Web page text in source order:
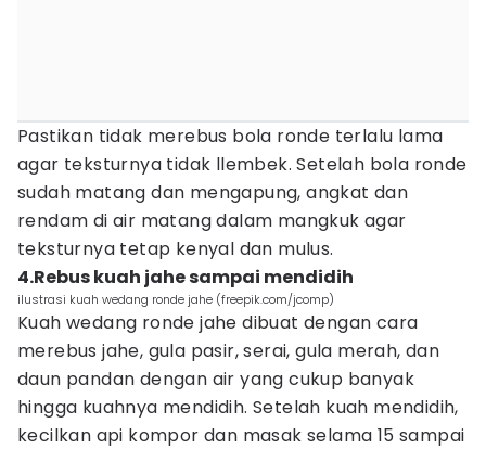
Pastikan tidak merebus bola ronde terlalu lama
agar teksturnya tidak llembek. Setelah bola ronde
sudah matang dan mengapung, angkat dan
rendam di air matang dalam mangkuk agar
teksturnya tetap kenyal dan mulus.
4.Rebus kuah jahe sampai mendidih
ilustrasi kuah wedang ronde jahe (freepik.com/jcomp)
Kuah wedang ronde jahe dibuat dengan cara
merebus jahe, gula pasir, serai, gula merah, dan
daun pandan dengan air yang cukup banyak
hingga kuahnya mendidih. Setelah kuah mendidih,
kecilkan api kompor dan masak selama 15 sampai